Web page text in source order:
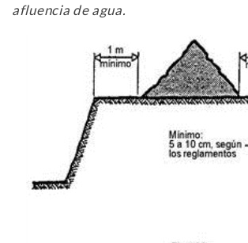
afluencia de agua.